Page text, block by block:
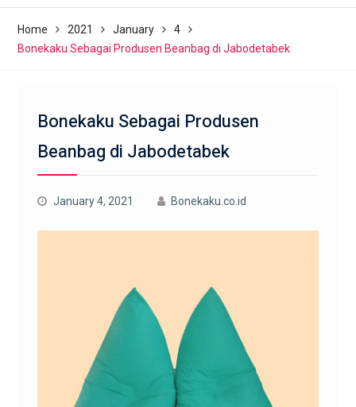
Home 2021 January
4
Bonekaku Sebagai Produsen Beanbag di Jabodetabek
Bonekaku Sebagai Produsen
Beanbag di Jabodetabek
January 4, 2021 Bonekaku.co.id